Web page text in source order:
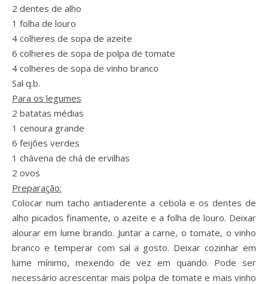
2 dentes de alho
1 folha de louro
4 colheres de sopa de azeite
6 colheres de sopa de polpa de tomate
4 colheres de sopa de vinho branco
Sal q.b.
Para os legumes
2 batatas médias
1 cenoura grande
6 feijões verdes
1 chávena de chá de ervilhas
2 ovos
Preparação:
Colocar num tacho antiaderente a cebola e os dentes de
alho picados finamente, o azeite e a folha de louro. Deixar
alourar em lume brando. Juntar a carne, o tomate, o vinho
branco e temperar com sal a gosto. Deixar cozinhar em
lume mínimo, mexendo de vez em quando. Pode ser
necessário acrescentar mais polpa de tomate e mais vinho